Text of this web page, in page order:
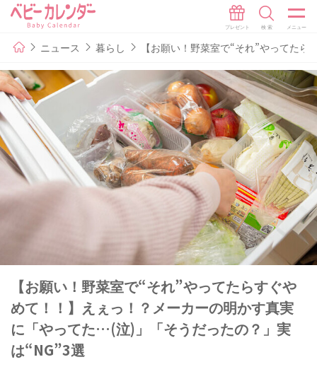
ニュース 暮らし 【お願い！野菜室で“それ”やってた
【お願い！野菜室で“それ”やってたらすぐや
めて！！】えぇっ！？メーカーの明かす真実
に「やってた…(泣)」「そうだったの？」実
は“NG”3選